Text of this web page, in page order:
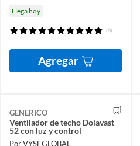
Llega hoy
(6)
Agregar
GENERICO
Ventilador de techo Dolavast
52 con luz y control
Por VYSEGLOBAL